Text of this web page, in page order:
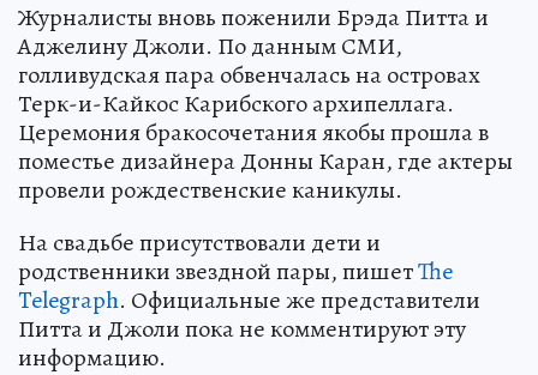
Журналисты вновь поженили Брэда Питта и
Аджелину Джоли. По данным СМИ,
голливудская пара обвенчалась на островах
Терк-и-Кайкос Карибского архипеллага.
Церемония бракосочетания якобы прошла в
поместье дизайнера Донны Каран, где актеры
провели рождественские каникулы.
На свадьбе присутствовали дети и
родственники звездной пары, пишетThe
Telegraph. Официальные же представители
Питта и Джоли пока не комментируют эту
информацию.